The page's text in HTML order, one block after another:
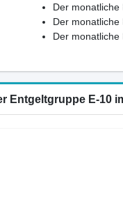
Der
Der
Der
Entgeltgruppe E-10